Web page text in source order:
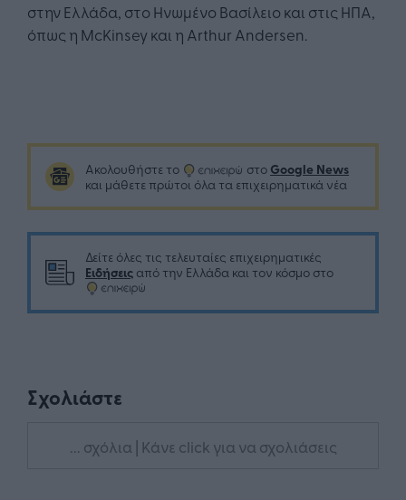
στην Ελλάδα, στο Ηνωμένο Βασίλειο και στις ΗΠΑ,
όπως η McKinsey και η Arthur Andersen.
Ακολουθήστε το στο Google News
και μάθετε πρώτοι όλα τα επιχειρηματικά νέα
Δείτε όλες τις τελευταίες επιχειρηματικές
Ειδήσεις από την Ελλάδα και τον κόσμο στο
Σχολιάστε
... σχόλια | Κάνε click για να σχολιάσεις